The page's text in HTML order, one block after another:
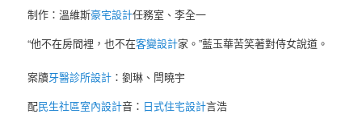
制作：溫維斯豪宅設計任務室、李全一
“他不在房間裡，也不在客變設計家。”藍玉華苦笑著對侍女說道。
案牘牙醫診所設計 ：劉琳、閆曉宇
配民生社區室內設計音： 日式住宅設計言浩